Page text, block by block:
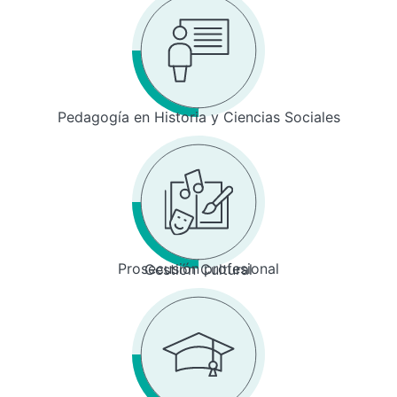
Pedagogía en Historia y Ciencias Sociales
Prosecusión profesional
Gestión Cultural